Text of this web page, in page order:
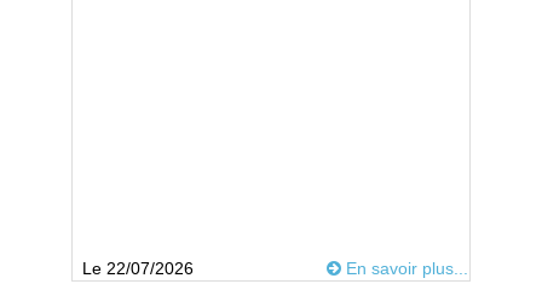
Le 22/07/2026 En savoir plus...